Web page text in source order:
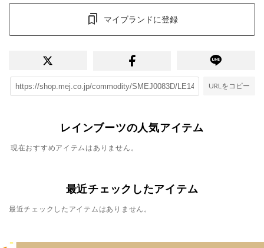
マイブランドに登録
URLをコピー
レインブーツの人気アイテム
現在おすすめアイテムはありません。
最近チェックしたアイテム
最近チェックしたアイテムはありません。